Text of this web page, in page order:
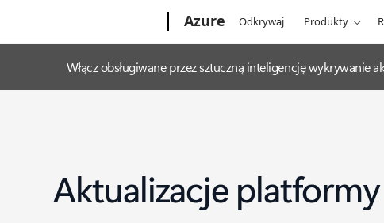
Azure Odkrywaj Produkty
Włącz obsługiwane przez sztuczną inteligencję
Aktualizacje